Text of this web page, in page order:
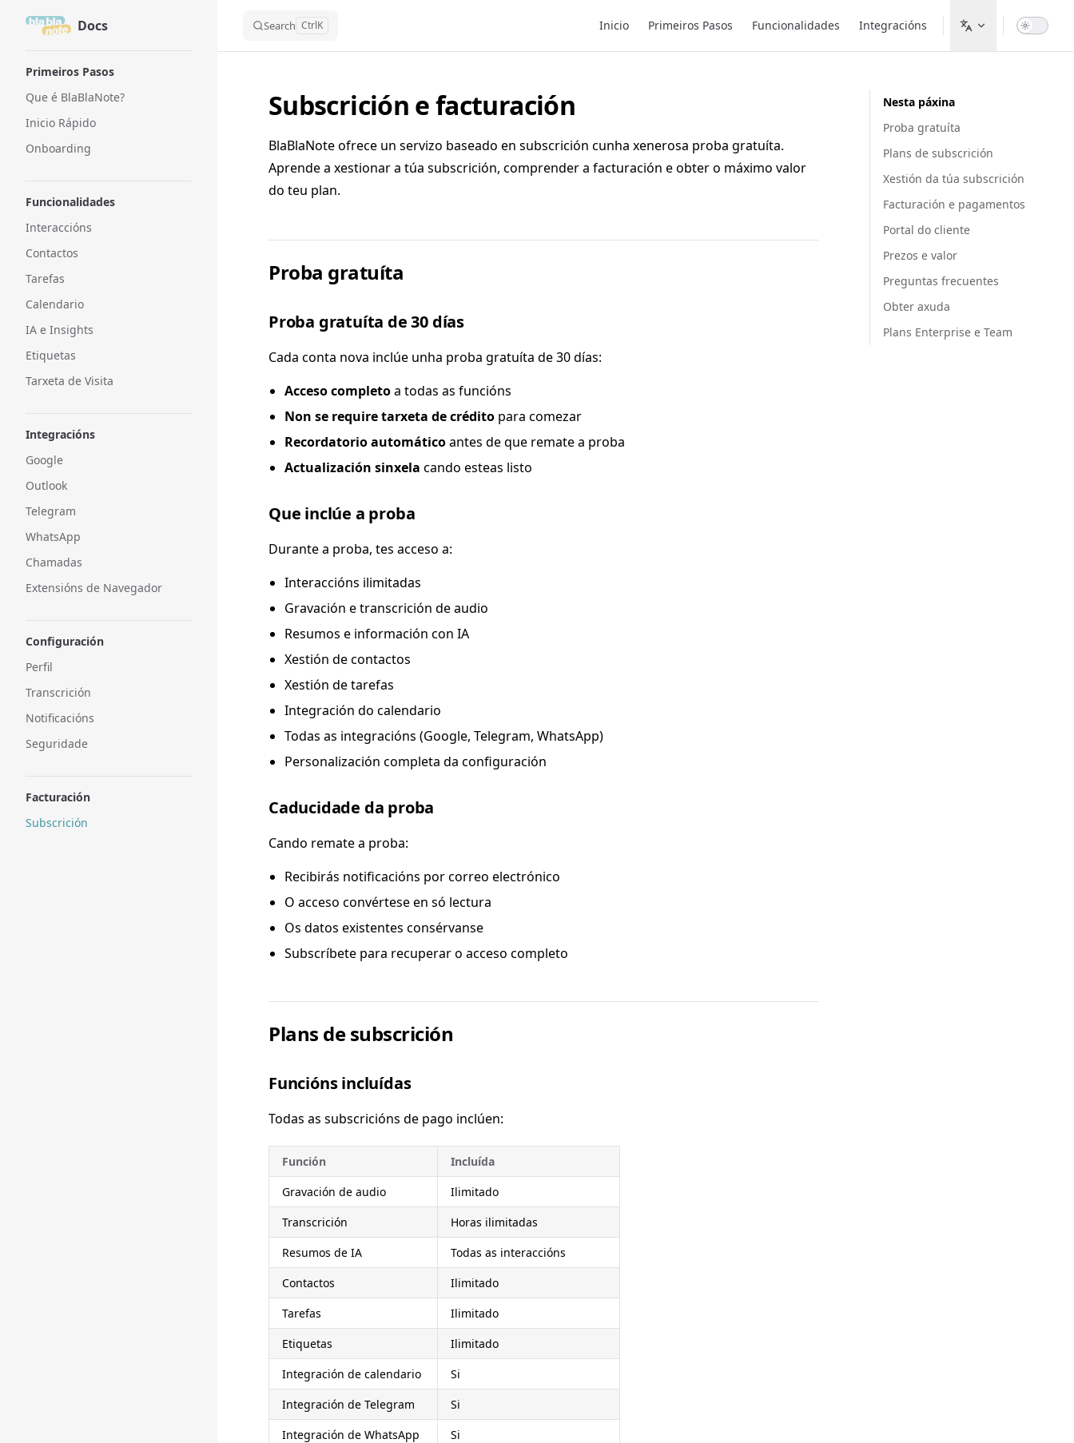
Skip to content
Docs Search CtrlK Inicio Primeiros Pasos Funcionalidades Integracións
Primeiros Pasos
Que é BlaBlaNote?
Inicio Rápido
Onboarding
Funcionalidades
Interaccións
Contactos
Tarefas
Calendario
IA e Insights
Etiquetas
Tarxeta de Visita
Integracións
Google
Outlook
Telegram
WhatsApp
Chamadas
Extensións de Navegador
Configuración
Perfil
Transcrición
Notificacións
Seguridade
Facturación
Subscrición
Nesta páxina
Proba gratuíta
Plans de subscrición
Xestión da túa subscrición
Facturación e pagamentos
Portal do cliente
Prezos e valor
Preguntas frecuentes
Obter axuda
Plans Enterprise e Team
Subscrición e facturación
BlaBlaNote ofrece un servizo baseado en subscrición cunha xenerosa proba gratuíta.
Aprende a xestionar a túa subscrición, comprender a facturación e obter o máximo valor
do teu plan.
Proba gratuíta
Proba gratuíta de 30 días
Cada conta nova inclúe unha proba gratuíta de 30 días:
Acceso completoa todas as funcións
Non se require tarxeta de crédito para comezar
Recordatorio automáticoantes de que remate a proba
Actualización sinxela cando esteas listo
Que inclúe a proba
Durante a proba, tes acceso a:
Interaccións ilimitadas
Gravación e transcrición de audio
Resumos e información con IA
Xestión de contactos
Xestión de tarefas
Integración do calendario
Todas as integracións (Google, Telegram, WhatsApp)
Personalización completa da configuración
Caducidade da proba
Cando remate a proba:
Recibirás notificacións por correo electrónico
O acceso convértese en só lectura
Os datos existentes consérvanse
Subscríbete para recuperar o acceso completo
Plans de subscrición
Funcións incluídas
Todas as subscricións de pago inclúen:
Función
Incluída
Gravación de audio
Ilimitado
Transcrición
Horas ilimitadas
Resumos de IA
Todas as interaccións
Contactos
Ilimitado
Tarefas
Ilimitado
Etiquetas
Ilimitado
Integración de calendario
Si
Integración de Telegram
Si
Integración de WhatsApp
Si